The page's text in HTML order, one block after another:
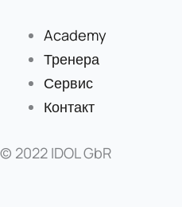
Academy
Тренера
Сервис
Контакт
© 2022 IDOL GbR